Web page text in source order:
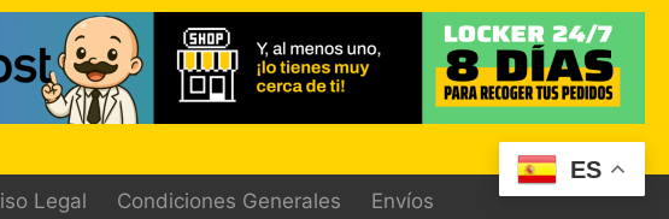
ES
Legal Condiciones Generales Envíos